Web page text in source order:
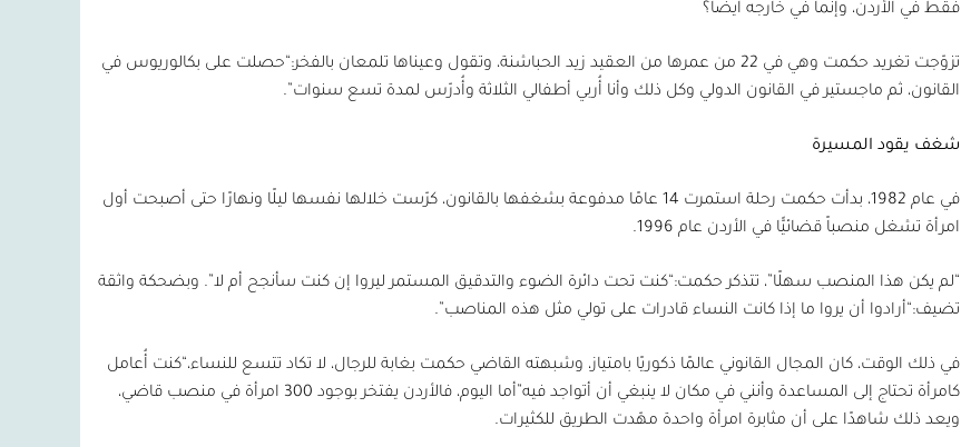
فقط في الأردن، وإنّما في خارجه أيضًا؟
تزوّجت تغريد حكمت وهي في 22من عمرها من العقيد زيد الحباشنة، وتقول وعيناها تلمعان بالفخر:“حصلت على بكالوريوس في
القانون، ثم ماجستير في القانون الدولي وكل ذلك وأنا أُربي أطفالي الثلاثة وأُدرّس لمدة تسع سنوات”.
شغف يقود المسيرة
في عام 1982، بدأت حكمت رحلة استمرت 14 عامًا مدفوعة بشغفها بالقانون، كرّست خلالها نفسها ليلًا ونهارًا حتى أصبحت أول
امرأة تشغل منصباً قضائيًّا في الأردن عام 1996
.
“لم يكن هذا المنصب سهلًا”، تتذكر حكمت:“كنت تحت دائرة الضوء والتدقيق المستمر ليروا إن كنت سأنجح أم لا”. وبضحكة واثقة
تضيف:“أرادوا أن يروا ما إذا كانت النساء قادرات على تولي مثل هذه المناصب”.
في ذلك الوقت، كان المجال القانوني عالمًا ذكوريًا بامتياز، وشبهته القاضي حكمت بغابة للرجال، لا تكاد تتسع للنساء،“كنت أُعامل
كامرأة تحتاج إلى المساعدة وأنني في مكان لا ينبغي أن أتواجد فيه”أما اليوم، فالأردن يفتخر بوجود 300 امرأة في منصب قاضي،
ويعد ذلك شاهدًا على أن مثابرة امرأة واحدة مهّدت الطريق للكثيرات.